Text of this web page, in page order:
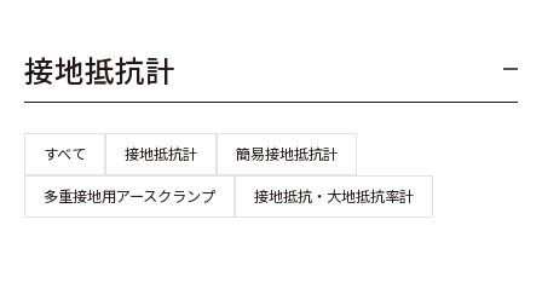
接地抵抗計
すべて 接地抵抗計
簡易接地抵抗計
多重接地用アースクランプ
接地抵抗・大地抵抗率計